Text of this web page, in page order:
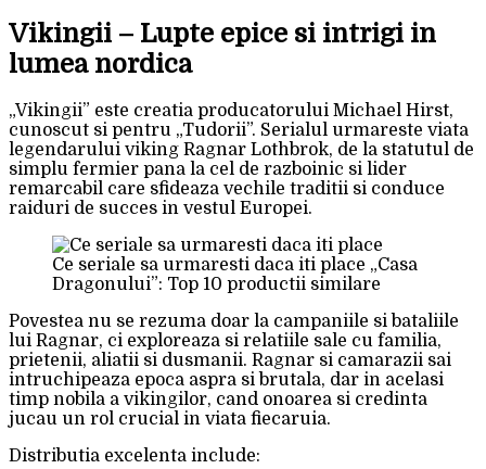
Vikingii – Lupte epice si intrigi in
lumea nordica
„Vikingii” este creatia producatorului Michael Hirst,
cunoscut si pentru „Tudorii”. Serialul urmareste viata
legendarului viking Ragnar Lothbrok, de la statutul de
simplu fermier pana la cel de razboinic si lider
remarcabil care sfideaza vechile traditii si conduce
raiduri de succes in vestul Europei.
Ce seriale sa urmaresti daca iti place „Casa
Dragonului”: Top 10 productii similare
Povestea nu se rezuma doar la campaniile si bataliile
lui Ragnar, ci exploreaza si relatiile sale cu familia,
prietenii, aliatii si dusmanii. Ragnar si camarazii sai
intruchipeaza epoca aspra si brutala, dar in acelasi
timp nobila a vikingilor, cand onoarea si credinta
jucau un rol crucial in viata fiecaruia.
Distributia excelenta include: